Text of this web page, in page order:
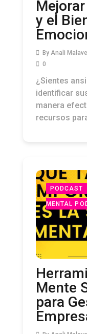
y el
By Anali
0
¿Sientes
identificar
manera
recursos
PODCAST
MENTAL
Mente
para